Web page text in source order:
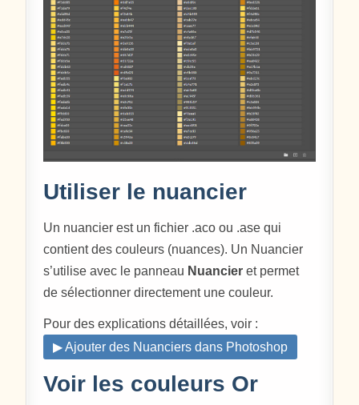
Utiliser le nuancier
Un nuancier est un fichier .aco ou .ase qui
contient des couleurs (nuances). Un Nuancier
s’utilise avec le panneau Nuancier et permet
de sélectionner directement une couleur.
Pour des explications détaillées, voir :
▶ Ajouter des Nuanciers dans Photoshop
Voir les couleurs Or